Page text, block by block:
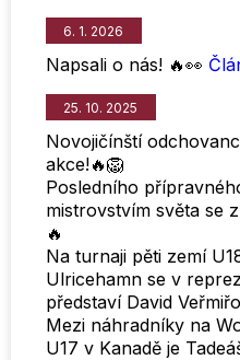
6. 1. 2026
Napsali o nás! 🔥👀
25. 10. 2025
Novojičínští
akce!🔥🦁
Posledního
mistrovstvím světa se
🔥
Na turnaji pěti zemí
Ulricehamn se v
představí David
Mezi náhradníky na
U17 v Kanadě je